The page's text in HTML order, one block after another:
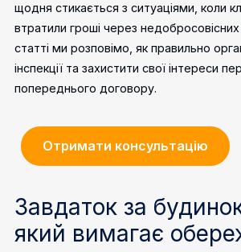
щодня стикається з ситуаціями, коли
втратили гроші через недобросовісних
статті ми розповімо, як правильно
інспекції та захистити свої інтереси
попереднього договору.
Отримати консультацію
Завдаток за
який вимагає